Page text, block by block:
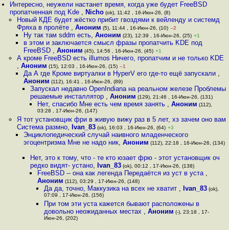
Интересно, неужели настанет время, когда уже будет FreeBSD
пропатченная под Kde , Nicho (ok), 11:42 , 16-Июн-26, (8)
Новый КДЕ будет жёстко прибит гвоздями к вейленду и системд
Фряха в пролёте , Аноним (5), 11:44 , 16-Июн-26, (10) –2
Ну так там sddm есть, Аноним (23), 12:39 , 16-Июн-26, (25) +1
в этом и заключается смысл фразы пропатчить KDE под
FreeBSD , Аноним (45), 14:56 , 16-Июн-26, (45) +1
А кроме FreeBSD есть illumos Ничего, пропатчим и не только KDE
, Аноним (15), 12:03 , 16-Июн-26, (15) –1
Да А где Кроме виртуалки в HyperV его где-то ещё запускали ,
Аноним (112), 16:41 , 16-Июн-26, (89)
Запускал недавно OpenIndiana на реальном железе Проблемы
решаемые инсталлятор ,Аноним (129), 21:46 , 16-Июн-26, (131)
Нет, спасибо Мне есть чем время занять , Аноним (112),
03:28 , 17-Июн-26, (147)
Я тот установщик фри в живую вижу раз в 5 лет, хз зачем оно вам
Система размно, Ivan_83(ok), 16:03 , 16-Июн-26, (64) +3
Энциклопедический случай наивного младенческого
эгоцентризма Мне не надо ник, Аноним (112), 22:18 , 16-Июн-26, (134)
Нет, это к тому, что - те кто юзает фрю - этот установщик оч
редко видят- устано, Ivan_83 (ok), 00:12 , 17-Июн-26, (138)
FreeBSD -- она как легенда Передаётся из уст в уста ,
Аноним (112), 03:29 , 17-Июн-26, (148)
Да да, точно, Маккузика на всех не хватит , Ivan_83(ok),
07:09 , 17-Июн-26, (156)
При том эти уста кажется бывают расположены в
довольно неожиданных местах , Аноним (-), 23:18 , 17-
Июн-26, (202)